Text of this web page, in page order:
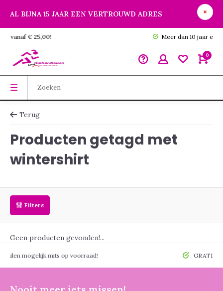
AL BIJNA 15 JAAR EEN VERTROUWD ADRES
GRATIS verzending vanaf € 25,00!
0
Terug
Producten getagd met
wintershirt
Filters
Geen producten gevonden!...
mits op voorraad! GRATIS